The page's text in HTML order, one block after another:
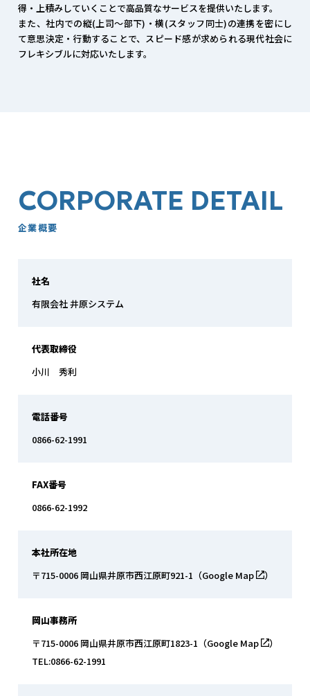
得・上積みしていくことで高品質なサービスを提供いたします。
また、社内での縦(上司～部下)・横(スタッフ同士)の連携を密にし
て意思決定・行動することで、スピード感が求められる現代社会に
フレキシブルに対応いたします。
CORPORATE DETAIL
企業概要
社名
有限会社 井原システム
代表取締役
小川 秀利
電話番号
0866-62-1991
FAX番号
0866-62-1992
本社所在地
〒715-0006 岡山県井原市西江原町921-1 （Google Map ）
岡山事務所
〒715-0006 岡山県井原市西江原町1823-1 （Google Map
）
TEL:0866-62-1991